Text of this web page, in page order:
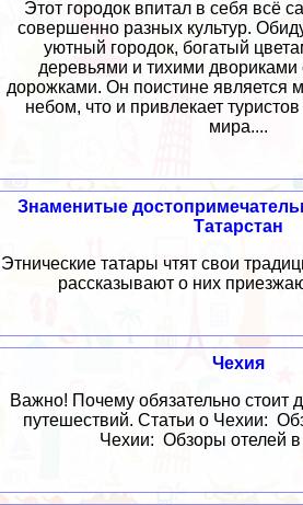
Этот городок впитал в себя всё
совершенно разных культур.
уютный городок, богатый
деревьями и тихими
дорожками. Он поистине является
небом, что и привлекает
мира....
Знаменитые
Татарстан
Этнические татары чтят свои
рассказывают о них
Чехия
Важно! Почему обязательно стоит
путешествий. Статьи о Чехии:
Чехии: Обзоры отелей в